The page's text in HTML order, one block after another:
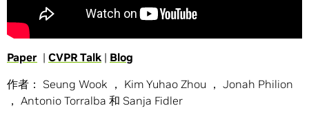
Paper | CVPR Talk | Blog
作者： Seung Wook ， Kim Yuhao Zhou ， Jonah Philion
， Antonio Torralba 和 Sanja Fidler